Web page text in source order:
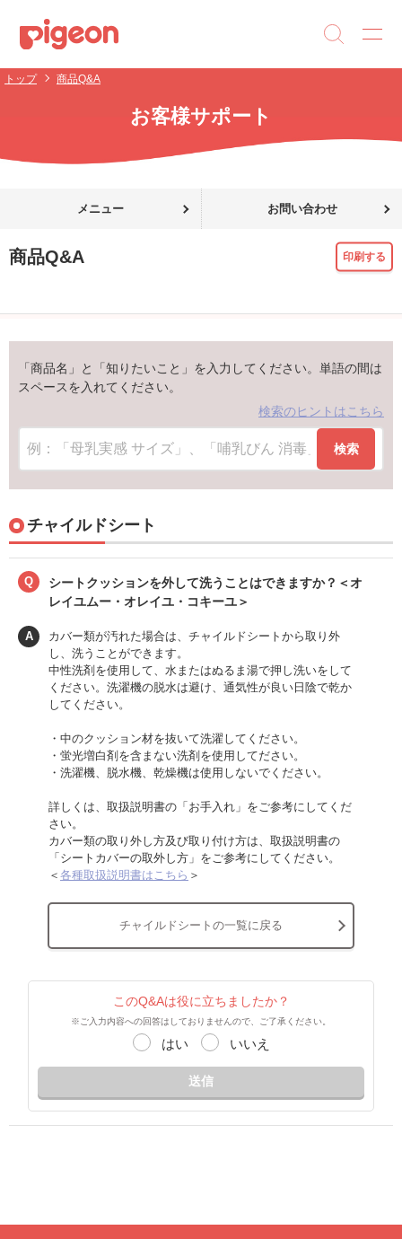
トップ 商品Q&A
お客様サポート
メニュー お問い合わせ
商品Q&A 印刷する
「商品名」と「知りたいこと」を入力してください。単語の間は
スペースを入れてください。
検索のヒントはこちら
検索
チャイルドシート
Q
シートクッションを外して洗うことはできますか？＜オ
レイユムー・オレイユ・コキーユ＞
A
カバー類が汚れた場合は、チャイルドシートから取り外
し、洗うことができます。
中性洗剤を使用して、水またはぬるま湯で押し洗いをして
ください。洗濯機の脱水は避け、通気性が良い日陰で乾か
してください。
・中のクッション材を抜いて洗濯してください。
・蛍光増白剤を含まない洗剤を使用してださい。
・洗濯機、脱水機、乾燥機は使用しないでください。
詳しくは、取扱説明書の「お手入れ」をご参考にしてくだ
さい。
カバー類の取り外し方及び取り付け方は、取扱説明書の
「シートカバーの取外し方」をご参考にしてください。
＜ 各種取扱説明書はこちら ＞
チャイルドシートの一覧に戻る
このQ&Aは役に立ちましたか？
※ご入力内容への回答はしておりませんので、ご了承ください。
はい いいえ
送信